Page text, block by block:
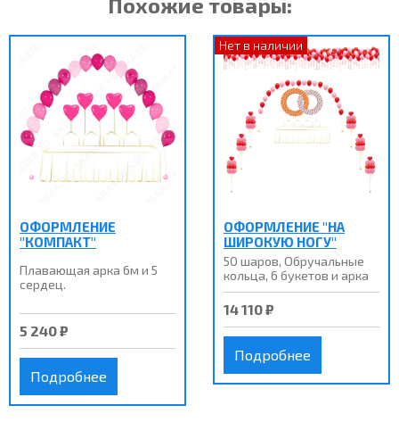
Похожие товары:
ОФОРМЛЕНИЕ
"КОМПАКТ"
Плавающая арка 6м и 5
сердец.
5 240 ₽
Подробнее
Нет в наличии
ОФОРМЛЕНИЕ "НА
ШИРОКУЮ НОГУ"
50 шаров, Обручальные
кольца, 6 букетов и арка
14 110 ₽
Подробнее